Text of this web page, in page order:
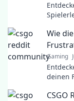
dich!
Wie
Gaming
deinen
CSGO